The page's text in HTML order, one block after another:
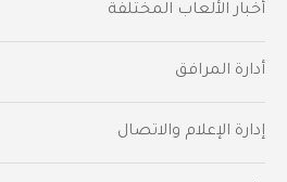
أخبار الألعاب المختلفة
أدارة المرافق
إدارة الإعلام والاتصال